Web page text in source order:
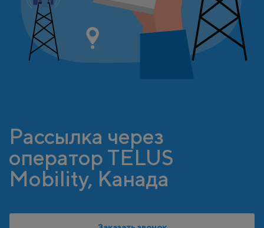
Рассылка через
оператор TELUS
Mobility, Канада